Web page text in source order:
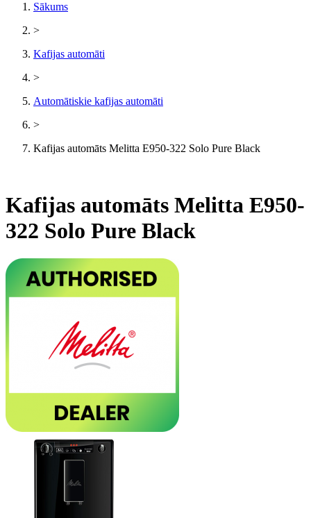
Sākums
>
Kafijas automāti
>
Automātiskie kafijas automāti
>
Kafijas automāts Melitta E950-322 Solo Pure Black
Kafijas automāts Melitta E950-
322 Solo Pure Black